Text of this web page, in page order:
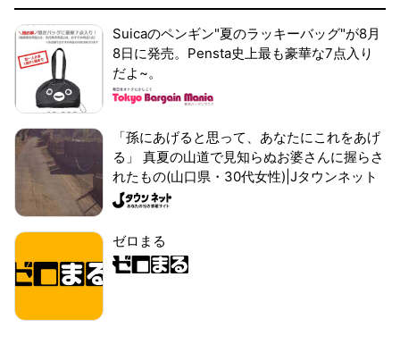
Suicaのペンギン"夏のラッキーバッグ"が8月
8日に発売。Pensta史上最も豪華な7点入り
だよ~。
「孫にあげると思って、あなたにこれをあげ
る」 真夏の山道で見知らぬお婆さんに握らさ
れたもの(山口県・30代女性)|Jタウンネット
ゼロまる